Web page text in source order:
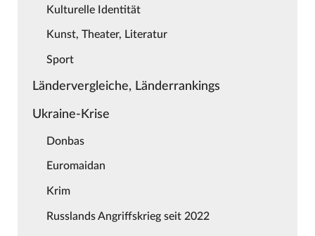
Kulturelle Identität
Kunst, Theater, Literatur
Sport
Ländervergleiche, Länderrankings
Ukraine-Krise
Donbas
Euromaidan
Krim
Russlands Angriffskrieg seit 2022